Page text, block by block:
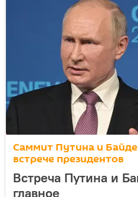
Саммит Путина и
встрече президентов
Встреча Путина и
главное